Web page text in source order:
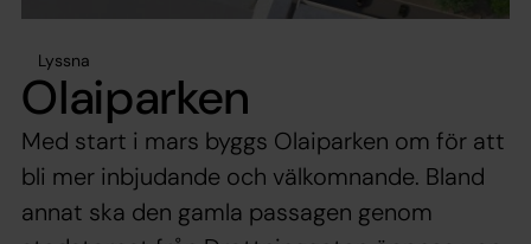
Lyssna
Olaiparken
Med start i mars byggs Olaiparken om för att
bli mer inbjudande och välkomnande. Bland
annat ska den gamla passagen genom